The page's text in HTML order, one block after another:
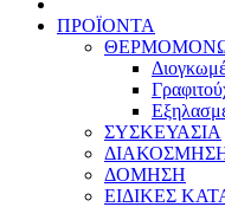
ΠΡΟΪΟΝΤΑ
ΣΥΣΚΕΥΑΣΙΑ
ΔΟΜΗΣΗ
ΕΙΔΙΚΕΣ